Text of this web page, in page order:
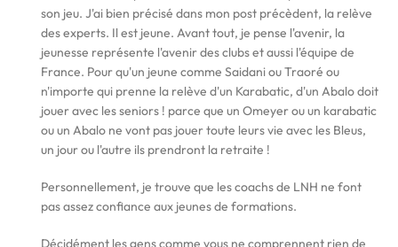
son jeu. J'ai bien précisé dans mon post précèdent, la relève
des experts. Il est jeune. Avant tout, je pense l'avenir, la
jeunesse représente l'avenir des clubs et aussi l'équipe de
France. Pour qu'un jeune comme Saidani ou Traoré ou
n'importe qui prenne la relève d'un Karabatic, d'un Abalo doit
jouer avec les seniors ! parce que un Omeyer ou un karabatic
ou un Abalo ne vont pas jouer toute leurs vie avec les Bleus,
un jour ou l'autre ils prendront la retraite !
Personnellement, je trouve que les coachs de LNH ne font
pas assez confiance aux jeunes de formations.
Décidément les gens comme vous ne comprennent rien de